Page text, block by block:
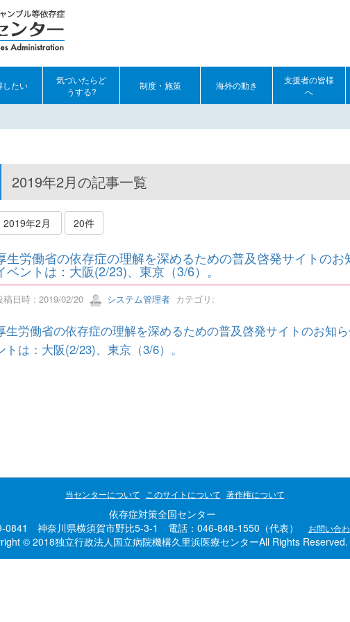
したい
気づいたらど
うする?
制度・施策 海外の動き
支援者の皆様
へ
2019年2月の記事一覧
2019年2月 20件
生労働省の依存症の理解を深めるための普及啓発サイトの
ベントは：大阪(2/23)、東京（3/6）。
稿日時 : 2019/02/20 システム管理者カテゴリ:
生労働省の依存症の理解を深めるための普及啓発サイトのお知
トは：大阪(2/23)、東京（3/6）。
当センターについて このサイトについて 著作権について
依存症対策全国センター
神奈川県横須賀市野比5-3-1 電話：046-848-1550（代表）
お問い合
© 2018独立行政法人国立病院機構久里浜医療センターAll Rights Reserved.